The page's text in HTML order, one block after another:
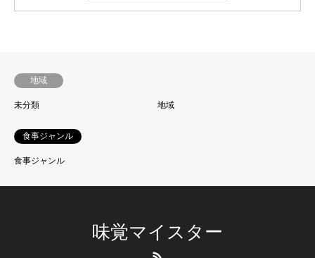
地域
未分類 地域
食事ジャンル
食事ジャンル
味覚マイスター